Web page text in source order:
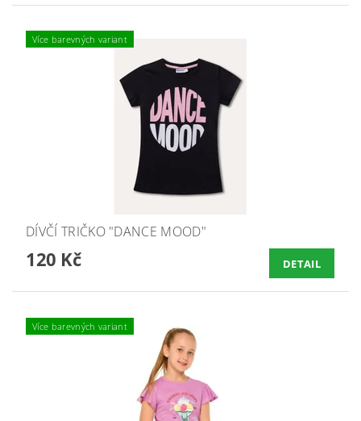
Více barevných variant
DÍVČÍ TRIČKO "DANCE MOOD"
120 Kč DETAIL
Více barevných variant